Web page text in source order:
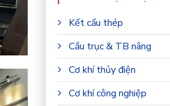
Kết cấu thép
Cầu trục & TB nâng
Cơ khí thủy điện
Cơ khí công nghiệp